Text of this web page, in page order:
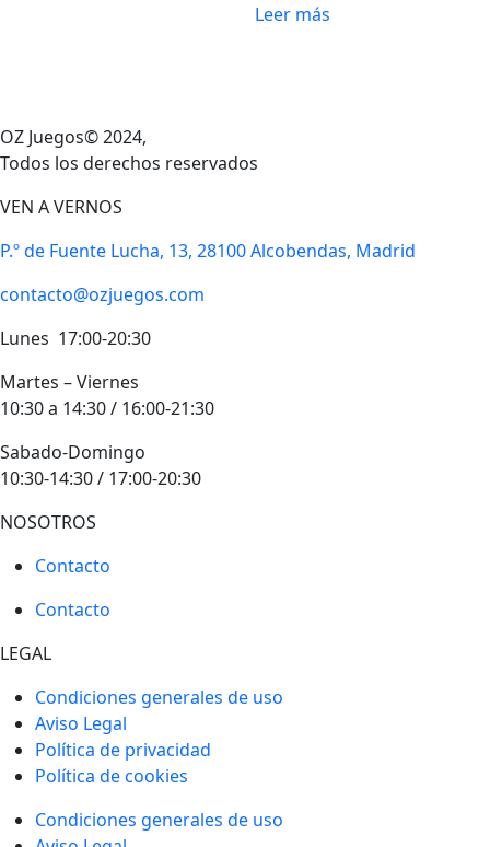
Leer más
OZ Juegos© 2024,
Todos los derechos reservados
VEN A VERNOS
P.º de Fuente Lucha, 13, 28100 Alcobendas, Madrid
contacto@ozjuegos.com
Lunes 17:00-20:30
Martes – Viernes
10:30 a 14:30 / 16:00-21:30
Sabado-Domingo
10:30-14:30 / 17:00-20:30
NOSOTROS
Contacto
Contacto
LEGAL
Condiciones generales de uso
Aviso Legal
Política de privacidad
Política de cookies
Condiciones generales de uso